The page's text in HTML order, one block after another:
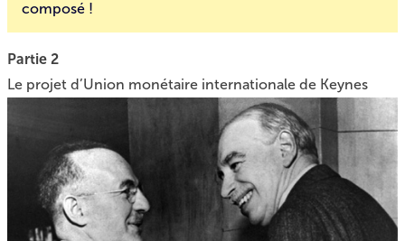
composé !
Partie 2
Le projet d’Union monétaire internationale de Keynes